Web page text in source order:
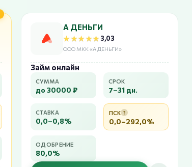
А ДЕНЬГИ
★★★★★
★★★★★3,03
ООО МКК «А ДЕНЬГИ»
Займ онлайн
СУММА
до 30000 ₽
СРОК
7–31 дн.
СТАВКА
0,0–0,8%
ПСК ?
0,0–292,0%
ОДОБРЕНИЕ
80,0%